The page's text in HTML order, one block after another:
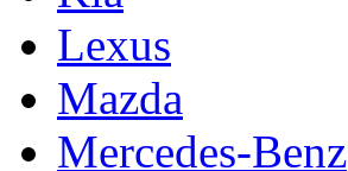
Lexus
Mazda
Mercedes-Benz